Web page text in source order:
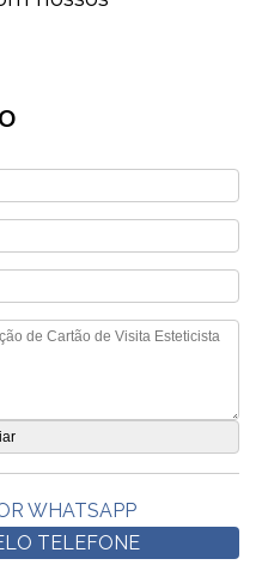
WHATSAPP
TELEFONE